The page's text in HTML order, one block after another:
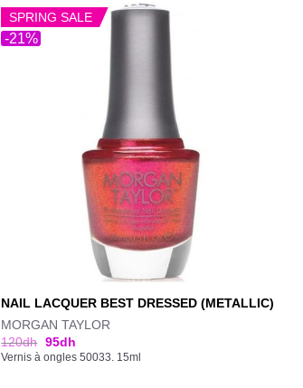
-21%
SPRING SALE
NAIL LACQUER BEST DRESSED (METALLIC)
MORGAN TAYLOR
120dh 95dh
Vernis à ongles 50033. 15ml